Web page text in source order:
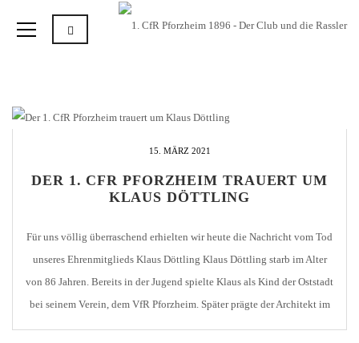
15. MÄRZ 2021
DER 1. CFR PFORZHEIM TRAUERT UM
KLAUS DÖTTLING
Für uns völlig überraschend erhielten wir heute die Nachricht vom Tod
unseres Ehrenmitglieds Klaus Döttling Klaus Döttling starb im Alter
von 86 Jahren. Bereits in der Jugend spielte Klaus als Kind der Oststadt
bei seinem Verein, dem VfR Pforzheim. Später prägte der Architekt im
Vorstand der Rassler den Verein über Jahrzehnte maßgeglich. Während